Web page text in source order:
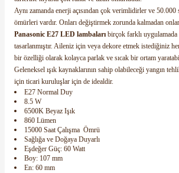
Aynı zamanda enerji açısından çok verimlidirler ve
ömürleri vardır. Onları değiştirmek zorunda kalmadan
Panasonic E27 LED lambaları birçok farklı uygulamada
tasarlanmıştır. Aileniz için veya dekore etmek istediğiniz
bir özelliği olarak kolayca parlak ve sıcak bir ortam
Geleneksel ışık kaynaklarının sahip olabileceği yangın
için ticari kuruluşlar için de idealdir.
E27 Normal Duy
8.5 W
6500K Beyaz Işık
860 Lümen
15000 Saat Çalışma Ömrü
Sağlığa ve Doğaya Duyarlı
Eşdeğer Güç: 60 Watt
Boy: 107 mm
En: 60 mm